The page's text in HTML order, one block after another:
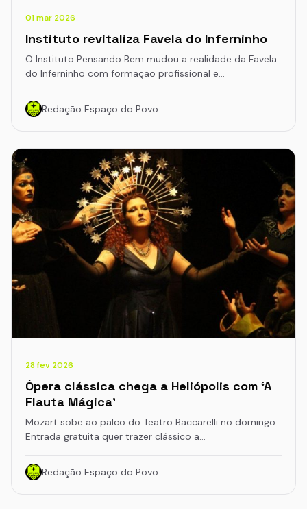
01 mar 2026
Instituto revitaliza Favela do Inferninho
O Instituto Pensando Bem mudou a realidade da Favela
do Inferninho com formação profissional e…
Redação Espaço do Povo
28 fev 2026
Ópera clássica chega a Heliópolis com ‘A
Flauta Mágica’
Mozart sobe ao palco do Teatro Baccarelli no domingo.
Entrada gratuita quer trazer clássico a…
Redação Espaço do Povo